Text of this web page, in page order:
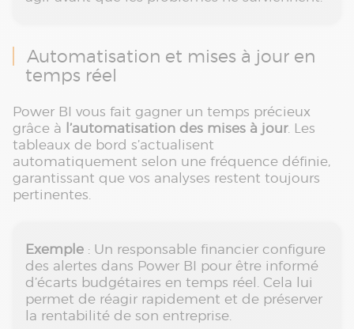
Automatisation et mises à jour en
temps réel
Power BI vous fait gagner un temps précieux
grâce à l’automatisation des mises à jour. Les
tableaux de bord s’actualisent
automatiquement selon une fréquence définie,
garantissant que vos analyses restent toujours
pertinentes.
Exemple : Un responsable financier configure
des alertes dans Power BI pour être informé
d’écarts budgétaires en temps réel. Cela lui
permet de réagir rapidement et de préserver
la rentabilité de son entreprise.